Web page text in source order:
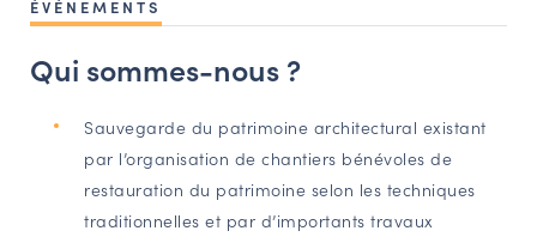
NAVIGATION FILTRÉE « ACTEURS »
PORTAIL CULTURE
Comité d'Histoire Régionale
Service Inventaire et Patrimoines de la Région Grand Est
ÉVÉNEMENTS
Qui sommes-nous ?
Sauvegarde du patrimoine architectural existant
par l’organisation de chantiers bénévoles de
restauration du patrimoine selon les techniques
traditionnelles et par d’importants travaux